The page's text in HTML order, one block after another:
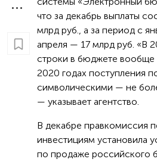
что за декабрь выплаты
млрд руб., а за период с
апреля — 17 млрд руб. «В
строки в бюджете вообще
2020 годах поступления
символическими — не
— указывает агентство.
В декабре правкомиссия
инвестициям установила
по продаже российского